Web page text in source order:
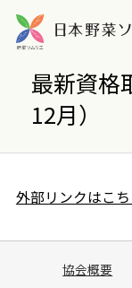
最新資格
12月）
外部リンクはこ
協会概要